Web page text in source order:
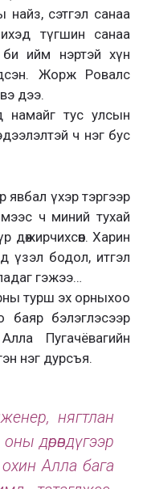
сэтгэл санаа
түгшин санаа
ийм нэртэй хүн
Жорж Ровалс
дээ.
намайг тус улсын
ч нэг бус
явбал үхэр тэргээр
ч миний тухай
Харин
үзэл бодол, итгэл
гэжээ…
турш эх орныхоо
баяр бэлэглэсээр
Пугачёвагийн
нэг дурсъя.
нягтлан
дөрөвдүгээр
Алла бага